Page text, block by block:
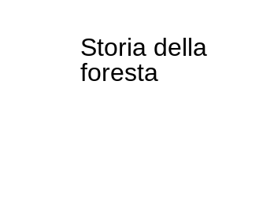
Storia della
foresta